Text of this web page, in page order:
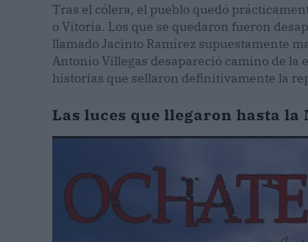
Tras el cólera, el pueblo quedó
o Vitoria. Los que se quedaron fueron
llamado Jacinto Ramírez supuestamente
Antonio Villegas desapareció camino de la
historias que sellaron definitivamente la
Las luces que llegaron hasta la